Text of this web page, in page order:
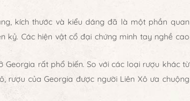
kích thước và kiểu dáng đã là một phần quan
kỷ. Các hiện vật cổ đại chứng minh tay nghề cao
Georgia rất phổ biến. So với các loại rượu khác từ
rượu của Georgia được người Liên Xô ưa chuộng